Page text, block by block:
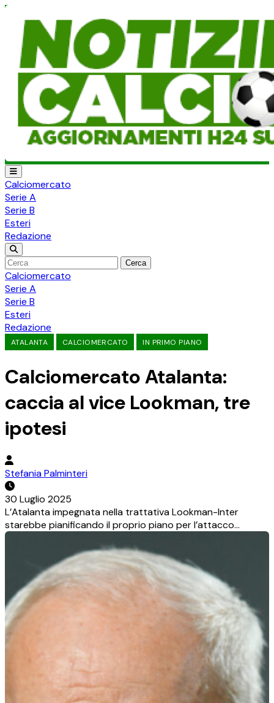
Calciomercato
Serie A
Serie B
Esteri
Redazione
Cerca
Calciomercato
Serie A
Serie B
Esteri
Redazione
ATALANTA CALCIOMERCATO IN PRIMO PIANO
Calciomercato Atalanta:
caccia al vice Lookman, tre
ipotesi
Stefania Palminteri
30 Luglio 2025
L’Atalanta impegnata nella trattativa Lookman-Inter
starebbe pianificando il proprio piano per l’attacco…